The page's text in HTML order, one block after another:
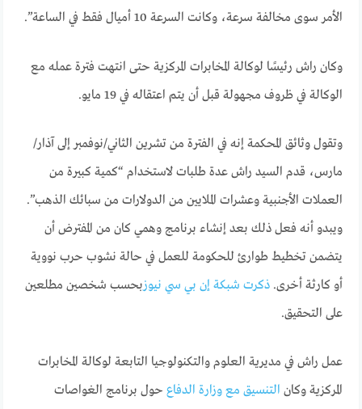
الأمر سوى مخالفة سرعة، وكانت السرعة 10 أميال فقط في الساعة”.
وكان راش رئيسًا لوكالة المخابرات المركزية حتى انتهت فترة عمله مع
الوكالة في ظروف مجهولة قبل أن يتم اعتقاله في 19 مايو.
وتقول وثائق المحكمة إنه في الفترة من تشرين الثاني/نوفمبر إلى آذار/
مارس، قدم السيد راش عدة طلبات لاستخدام “كمية كبيرة من
العملات الأجنبية وعشرات الملايين من الدولارات من سبائك الذهب”.
ويبدو أنه فعل ذلك بعد إنشاء برنامج وهمي كان من المفترض أن
يتضمن تخطيط طوارئ للحكومة للعمل في حالة نشوب حرب نووية
أو كارثة أخرى.ذكرت شبكة إن بي سي نيوزبحسب شخصين مطلعين
على التحقيق.
عمل راش في مديرية العلوم والتكنولوجيا التابعة لوكالة المخابرات
المركزية وكان التنسيق مع وزارة الدفاع حول برنامج الغواصات